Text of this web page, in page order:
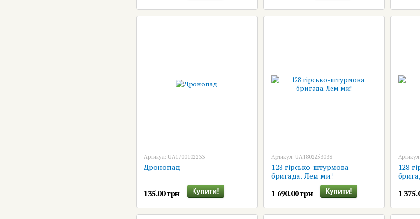
Артикул: UA1700102233
Дронопад
135.00 грн Купити!
Артикул: UA1802253038
128 гірсько-штурмова
бригада. Лем ми!
1 690.00 грн
Купити!
128
1